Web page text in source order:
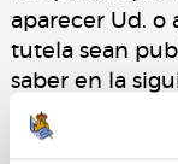
aparecer Ud. o
tutela sean
saber en la
electrónico, y
retirada: